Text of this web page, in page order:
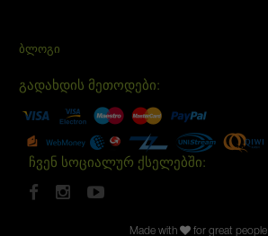
Made with for great people
ᲑᲚᲝᲒᲘ
გადახდის მეთოდები:
ჩვენ სოციალურ ქსელებში: